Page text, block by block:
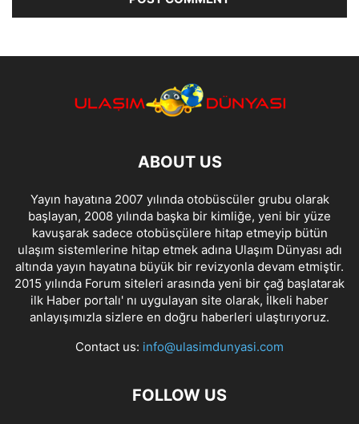
ABOUT US
Yayın hayatına 2007 yılında otobüscüler grubu olarak
başlayan, 2008 yılında başka bir kimliğe, yeni bir yüze
kavuşarak sadece otobüsçülere hitap etmeyip bütün
ulaşım sistemlerine hitap etmek adına Ulaşım Dünyası adı
altında yayın hayatına büyük bir revizyonla devam etmiştir.
2015 yılında Forum siteleri arasında yeni bir çağ başlatarak
ilk Haber portalı' nı uygulayan site olarak, İlkeli haber
anlayışımızla sizlere en doğru haberleri ulaştırıyoruz.
Contact us: info@ulasimdunyasi.com
FOLLOW US